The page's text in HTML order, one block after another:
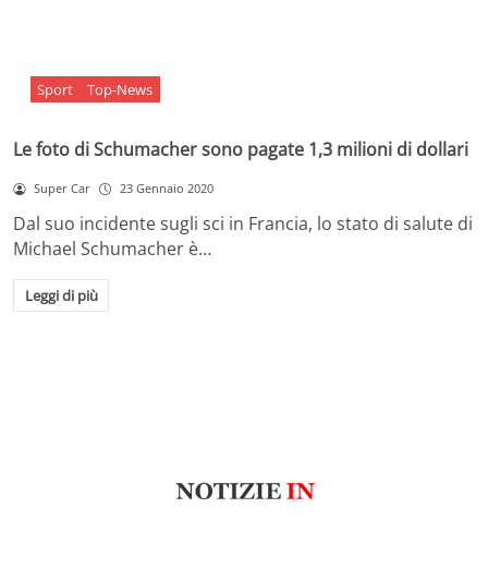
Sport Top-News
Le foto di Schumacher sono pagate 1,3 milioni di dollari
Super Car 23 Gennaio 2020
Dal suo incidente sugli sci in Francia, lo stato di salute di
Michael Schumacher è…
Leggi di più